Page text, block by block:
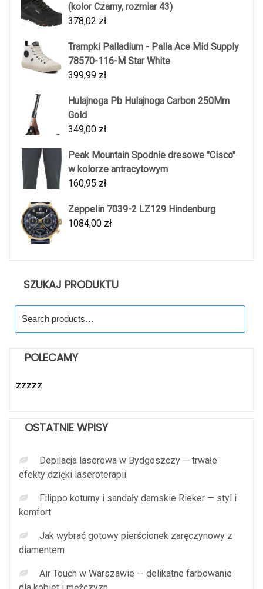
(kolor Czarny, rozmiar 43)
378,02 zł
Trampki Palladium - Palla Ace Mid Supply
78570-116-M Star White
399,99 zł
Hulajnoga Pb Hulajnoga Carbon 250Mm
Gold
349,00 zł
Peak Mountain Spodnie dresowe "Cisco"
w kolorze antracytowym
160,95 zł
Zeppelin 7039-2 LZ129 Hindenburg
1084,00 zł
SZUKAJ PRODUKTU
for:
POLECAMY
zzzzz
OSTATNIE WPISY
Depilacja laserowa w Bydgoszczy — trwałe
efekty dzięki laseroterapii
Filippo koturny i sandały damskie Rieker — styl i
komfort
Jak wybrać gotowy pierścionek zaręczynowy z
diamentem
Air Touch w Warszawie — delikatne farbowanie